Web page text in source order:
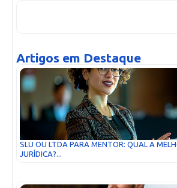
Artigos em Destaque
SLU OU LTDA PARA MENTOR: QUAL A
JURÍDICA?...